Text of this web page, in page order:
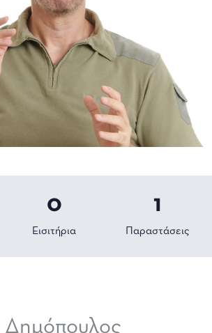
Εισιτήρια
0
Παραστάσεις
1